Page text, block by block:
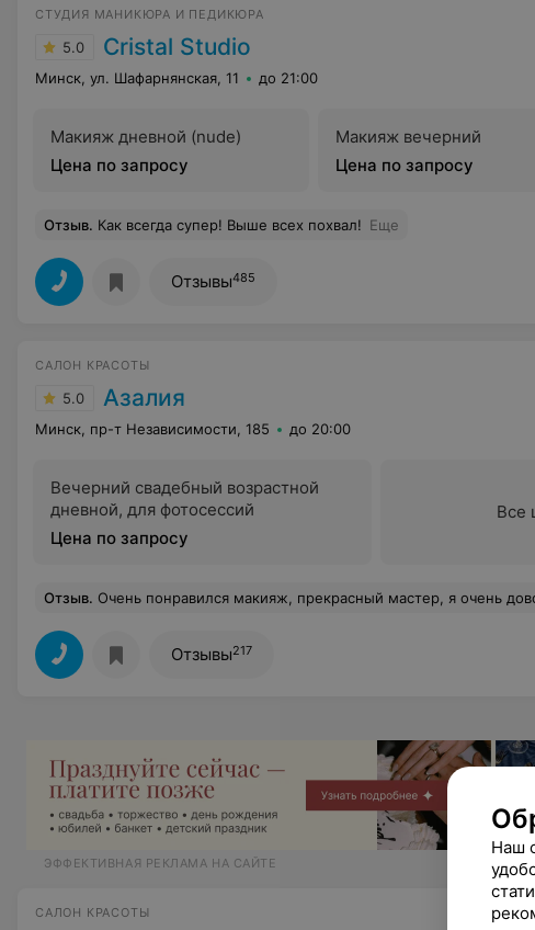
СТУДИЯ МАНИКЮРА И ПЕДИКЮРА
5.0 Cristal Studio
Минск, ул. Шафарнянская, 11 до 21:00
Макияж дневной (nude)
Цена по запросу
Макияж вечерний
Цена по запросу
Отзыв. Как всегда супер! Выше всех похвал! Еще
Отзывы485
САЛОН КРАСОТЫ
5.0 Азалия
Минск, пр-т Независимости, 185 до 20:00
Вечерний свадебный возрастной
дневной, для фотосессий
Цена по запросу
Все
Отзыв. Очень понравился макияж, прекрасный мастер, я очень
Отзывы217
ЭФФЕКТИВНАЯ РЕКЛАМА НА САЙТЕ
САЛОН КРАСОТЫ
Наш